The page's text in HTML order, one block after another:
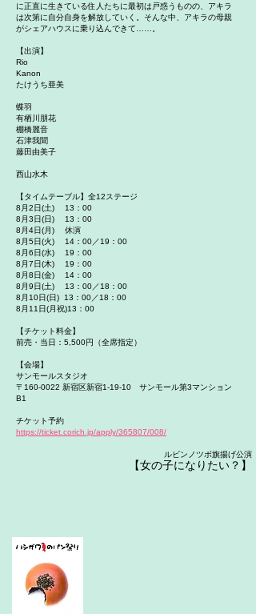
に正直に生きている住人たちに最初は戸惑うものの、アキラ
は次第に自分自身を解放していく。そんな中、アキラの母親
がシェアハウスに乗り込んできて……。
【出演】
Rio
Kanon
たけうち亜美
蝶羽
有栖川朋花
棚橋麗音
石津我聞
藤田由美子
西山水木
【タイムテーブル】全12ステージ
8月2日(土) 13：00
8月3日(日) 13：00
8月4日(月) 休演
8月5日(火) 14：00／19：00
8月6日(水) 19：00
8月7日(木) 19：00
8月8日(金) 14：00
8月9日(土) 13：00／18：00
8月10日(日) 13：00／18：00
8月11日(月祝)13：00
【チケット料金】
前売・当日：5,500円（全席指定）
【会場】
サンモールスタジオ
〒160-0022 新宿区新宿1-19-10 サンモール第3マンション
B1
チケット予約
https://ticket.corich.jp/apply/365807/008/
ルビンノツボ旗揚げ公演​
【女の子になりたい？ 】